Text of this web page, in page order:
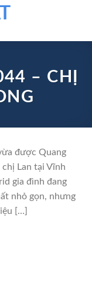
– CHỊ
được Quang
Lan tại Vĩnh
gia đình đang
nhỏ gọn, nhưng
[…]